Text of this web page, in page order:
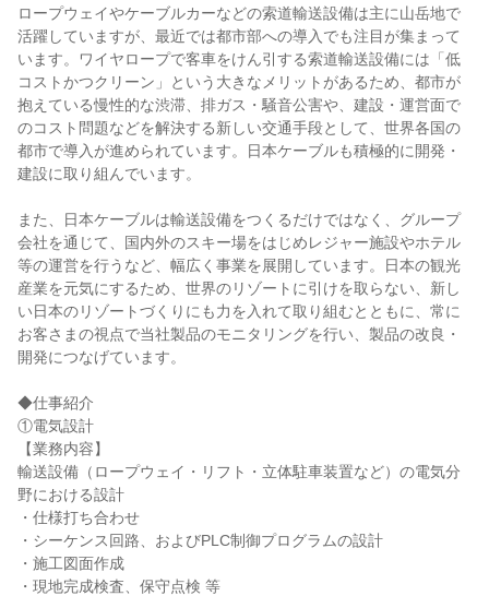
ロープウェイやケーブルカーなどの索道輸送設備は主に山岳地で
活躍していますが、最近では都市部への導入でも注目が集まって
います。ワイヤロープで客車をけん引する索道輸送設備には「低
コストかつクリーン」という大きなメリットがあるため、都市が
抱えている慢性的な渋滞、排ガス・騒音公害や、建設・運営面で
のコスト問題などを解決する新しい交通手段として、世界各国の
都市で導入が進められています。日本ケーブルも積極的に開発・
建設に取り組んでいます。
また、日本ケーブルは輸送設備をつくるだけではなく、グループ
会社を通じて、国内外のスキー場をはじめレジャー施設やホテル
等の運営を行うなど、幅広く事業を展開しています。日本の観光
産業を元気にするため、世界のリゾートに引けを取らない、新し
い日本のリゾートづくりにも力を入れて取り組むとともに、常に
お客さまの視点で当社製品のモニタリングを行い、製品の改良・
開発につなげています。
◆仕事紹介
①電気設計
【業務内容】
輸送設備（ロープウェイ・リフト・立体駐車装置など）の電気分
野における設計
・仕様打ち合わせ
・シーケンス回路、およびPLC制御プログラムの設計
・施工図面作成
・現地完成検査、保守点検 等